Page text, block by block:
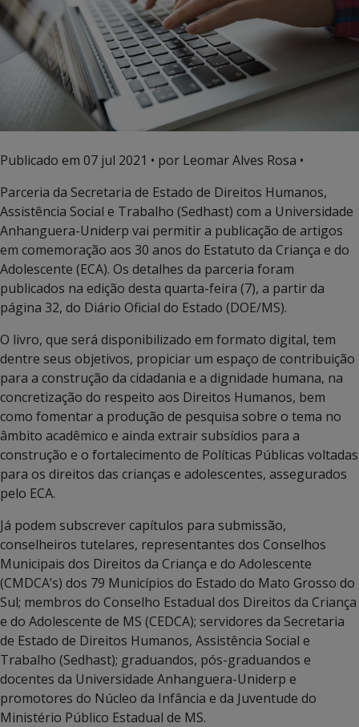
Publicado em 07 jul 2021 • por Leomar Alves Rosa •
Parceria da Secretaria de Estado de Direitos Humanos,
Assistência Social e Trabalho (Sedhast) com a Universidade
Anhanguera-Uniderp vai permitir a publicação de artigos
em comemoração aos 30 anos do Estatuto da Criança e do
Adolescente (ECA). Os detalhes da parceria foram
publicados na edição desta quarta-feira (7), a partir da
página 32, do Diário Oficial do Estado (DOE/MS).
O livro, que será disponibilizado em formato digital, tem
dentre seus objetivos, propiciar um espaço de contribuição
para a construção da cidadania e a dignidade humana, na
concretização do respeito aos Direitos Humanos, bem
como fomentar a produção de pesquisa sobre o tema no
âmbito acadêmico e ainda extrair subsídios para a
construção e o fortalecimento de Políticas Públicas voltadas
para os direitos das crianças e adolescentes, assegurados
pelo ECA.
Já podem subscrever capítulos para submissão,
conselheiros tutelares, representantes dos Conselhos
Municipais dos Direitos da Criança e do Adolescente
(CMDCA’s) dos 79 Municípios do Estado do Mato Grosso do
Sul; membros do Conselho Estadual dos Direitos da Criança
e do Adolescente de MS (CEDCA); servidores da Secretaria
de Estado de Direitos Humanos, Assistência Social e
Trabalho (Sedhast); graduandos, pós-graduandos e
docentes da Universidade Anhanguera-Uniderp e
promotores do Núcleo da Infância e da Juventude do
Ministério Público Estadual de MS.